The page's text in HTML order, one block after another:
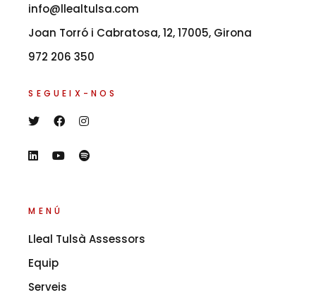
info@llealtulsa.com
Joan Torró i Cabratosa, 12, 17005, Girona
972 206 350
SEGUEIX-NOS
MENÚ
Lleal Tulsà Assessors
Equip
Serveis